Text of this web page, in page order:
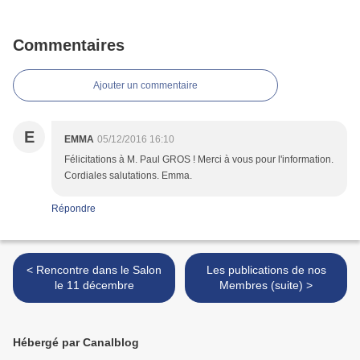
Commentaires
Ajouter un commentaire
E EMMA 05/12/2016 16:10
Félicitations à M. Paul GROS ! Merci à vous pour l'information.
Cordiales salutations. Emma.
Répondre
< Rencontre dans le Salon
le 11 décembre
Les publications de nos
Membres (suite) >
Hébergé par Canalblog